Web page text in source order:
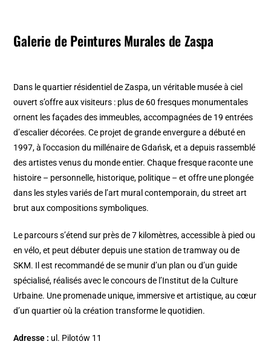
Galerie de Peintures Murales de Zaspa
Dans le quartier résidentiel de Zaspa, un véritable musée à ciel
ouvert s’offre aux visiteurs : plus de 60 fresques monumentales
ornent les façades des immeubles, accompagnées de 19 entrées
d’escalier décorées. Ce projet de grande envergure a débuté en
1997, à l’occasion du millénaire de Gdańsk, et a depuis rassemblé
des artistes venus du monde entier. Chaque fresque raconte une
histoire – personnelle, historique, politique – et offre une plongée
dans les styles variés de l’art mural contemporain, du street art
brut aux compositions symboliques.
Le parcours s’étend sur près de 7 kilomètres, accessible à pied ou
en vélo, et peut débuter depuis une station de tramway ou de
SKM. Il est recommandé de se munir d’un plan ou d’un guide
spécialisé, réalisés avec le concours de l’Institut de la Culture
Urbaine. Une promenade unique, immersive et artistique, au cœur
d’un quartier où la création transforme le quotidien.
Adresse : ul. Pilotów 11